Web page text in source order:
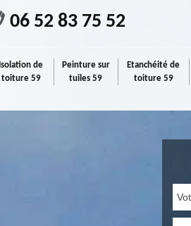
06 52 83 75 52
Isolation de
toiture 59
Peinture sur
tuiles 59
Etanchéité de
toiture 59